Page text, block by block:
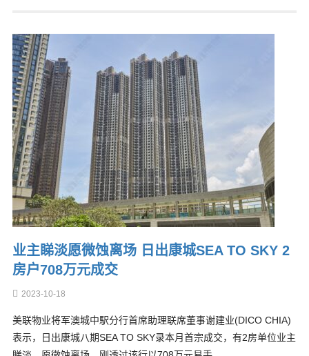
业主睇淡愿微蚀离场 日出康城SEA TO SKY 2
房户708万元成交
2023-10-18
美联物业将军澳城中駅分行首席助理联席董事谢建业(DICO CHIA)
表示，日出康城八期SEA TO SKY录本月首宗成交，有2房单位业主